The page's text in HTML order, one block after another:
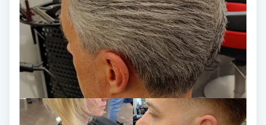
LPG-behandling
LPG-massage
Luggklippning